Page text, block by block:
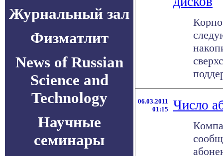
Журнальный зал
Физматлит
News of Russian
Science and
Technology
Научные
семинары
06.03.2011
01:15
Число